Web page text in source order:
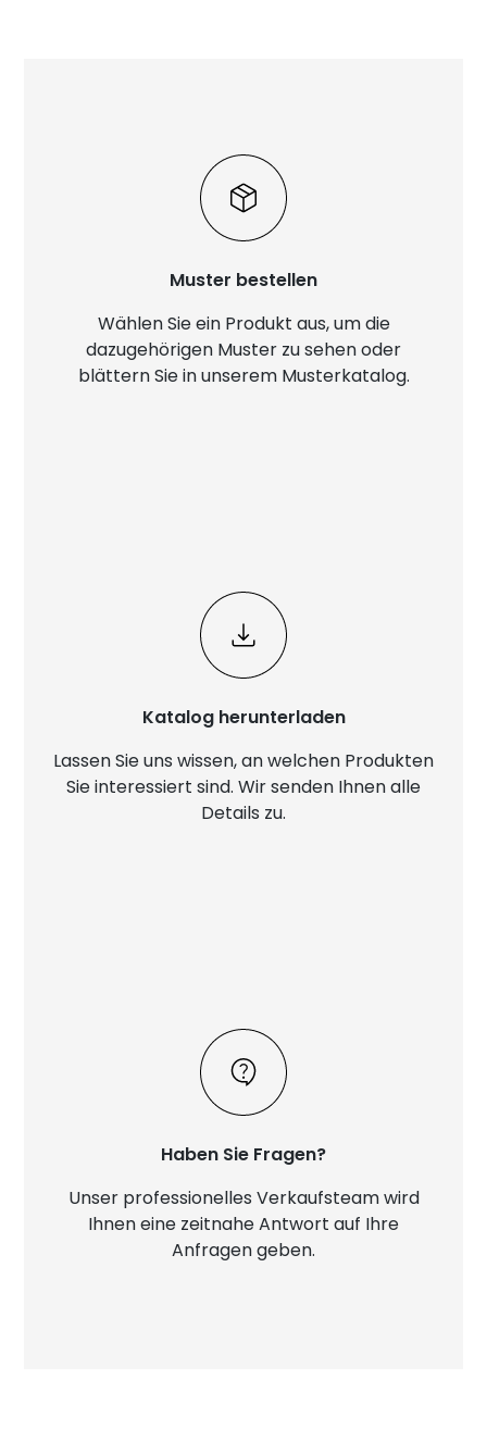
Muster bestellen
Wählen Sie ein Produkt aus, um die
dazugehörigen Muster zu sehen oder
blättern Sie in unserem Musterkatalog.
Katalog herunterladen
Lassen Sie uns wissen, an welchen Produkten
Sie interessiert sind. Wir senden Ihnen alle
Details zu.
Haben Sie Fragen?
Unser professionelles Verkaufsteam wird
Ihnen eine zeitnahe Antwort auf Ihre
Anfragen geben.